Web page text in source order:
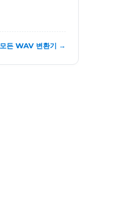
모든 WAV 변환기 →